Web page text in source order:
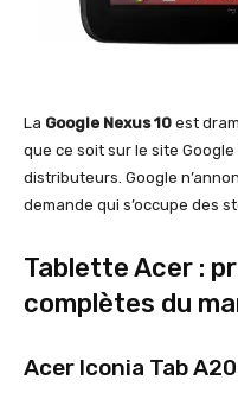
La Google Nexus 10 est
que ce soit sur le site
distributeurs. Google
demande qui s’occupe des
Tablette Acer :
complètes du
Acer Iconia Tab